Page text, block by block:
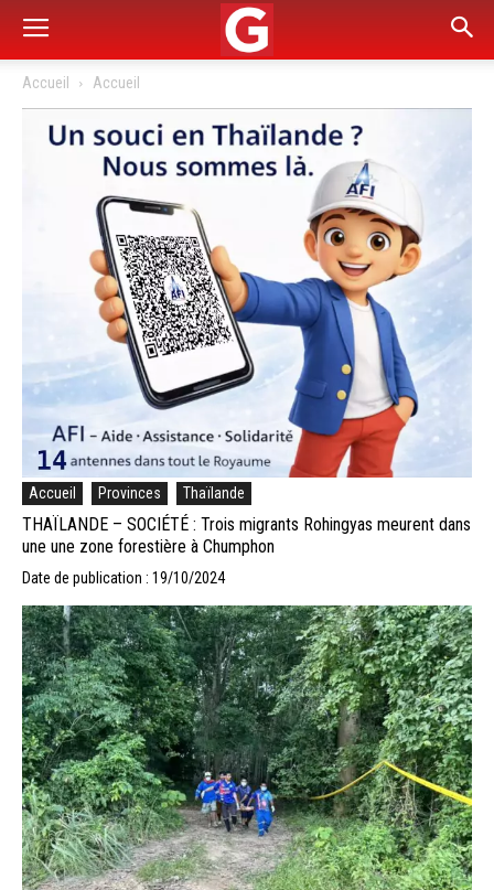
Accueil Accueil
Accueil Provinces Thaïlande
THAÏLANDE – SOCIÉTÉ : Trois migrants Rohingyas meurent dans
une une zone forestière à Chumphon
Date de publication : 19/10/2024